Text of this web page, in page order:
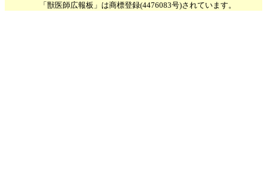
「獣医師広報板」は商標登録(4476083号)されています。